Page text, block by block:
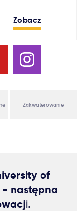
Zobacz
Zakwaterowanie
of
- następna